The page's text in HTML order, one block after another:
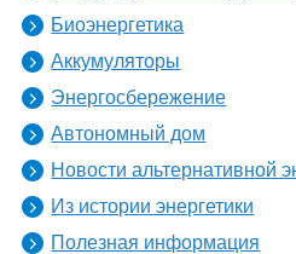
Биоэнергетика
Аккумуляторы
Энергосбережение
Автономный дом
Новости альтернативной
Из истории энергетики
Полезная информация